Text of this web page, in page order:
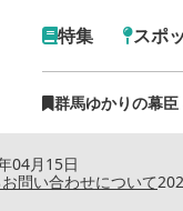
特集 スポ
群馬ゆかりの幕
04月15日
お問い合わせについて